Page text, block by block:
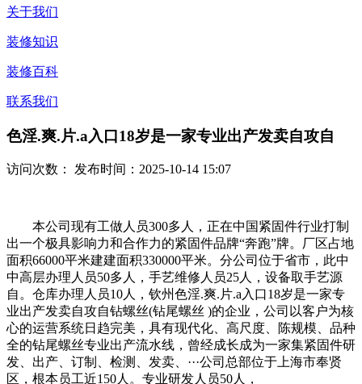
关于我们
装修知识
装修百科
联系我们
色淫.爽.片.a入口18岁是一家专业出产发卖自攻自
访问次数： 发布时间：2025-10-14 15:07
本公司现有工做人员300多人，正在中国紧固件行业打制
出一个极具影响力和合作力的紧固件品牌“奔跑”牌。厂区占地
面积66000平米建建面积330000平米。分公司位于省市，此中
中高层办理人员50多人，手艺维修人员25人，设备取手艺源
自。仓库办理人员10人，钦州色淫.爽.片.a入口18岁是一家专
业出产发卖自攻自钻螺丝(钻尾螺丝 )的企业，公司以客户为核
心的运营系统日趋完美，具有现代化、高尺度、陈规模、品种
全的钻尾螺丝专业出产流水线，曾经成长成为一家集紧固件研
发、出产、订制、检测、发卖、···公司总部位于上海市奉贤
区，根本员工近150人。专业研发人员50人，